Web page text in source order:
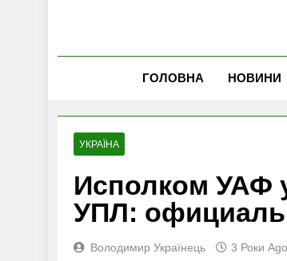
ГОЛОВНА НОВИНИ
УКРАЇНА
Исполком УАФ
УПЛ:
Володимир Українець 3 Роки Ago